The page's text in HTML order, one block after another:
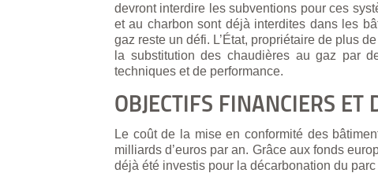
devront interdire les subventions pour ces
et au charbon sont déjà interdites dans les
gaz reste un défi. L’État, propriétaire de plus
la substitution des chaudières au gaz par
techniques et de performance.
OBJECTIFS FINANCIERS ET
Le coût de la mise en conformité des
milliards d’euros par an. Grâce aux fonds
déjà été investis pour la décarbonation du